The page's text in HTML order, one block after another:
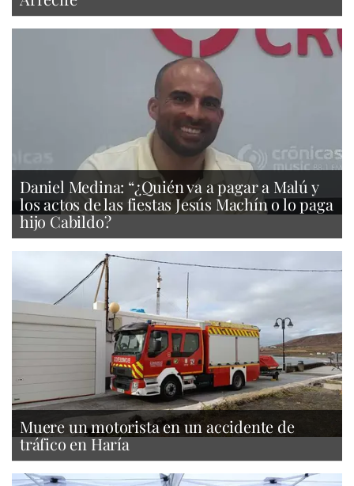
Daniel Medina: “¿Quién va a pagar a Malú y
los actos de las fiestas Jesús Machín o lo paga
hijo Cabildo?
Muere un motorista en un accidente de
tráfico en Haría